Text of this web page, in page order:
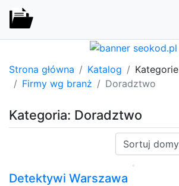
Strona główna Katalog
Kategorie
Firmy wg branż
Doradztwo
Kategoria: Doradztwo
Sortuj:
Detektywi Warszawa